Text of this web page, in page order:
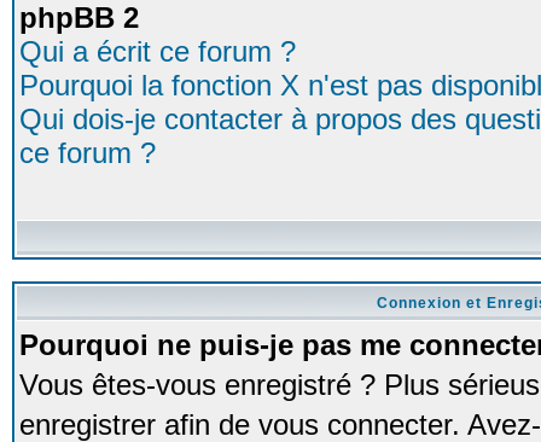
phpBB 2
Qui a écrit ce forum ?
Pourquoi la fonction X n'est pas
Qui dois-je contacter à propos des
ce forum ?
Connexion et
Pourquoi ne puis-je pas me
Vous êtes-vous enregistré ? Plus
enregistrer afin de vous connecter.